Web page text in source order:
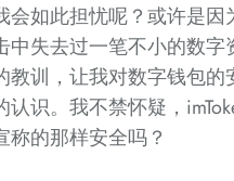
会如此担忧呢？或许是因
中失去过一笔不小的数字
教训，让我对数字钱包的
认识。我不禁怀疑，
称的那样安全吗？